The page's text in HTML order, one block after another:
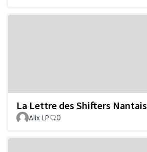
La Lettre des Shifters Nantais
Alix LP 0